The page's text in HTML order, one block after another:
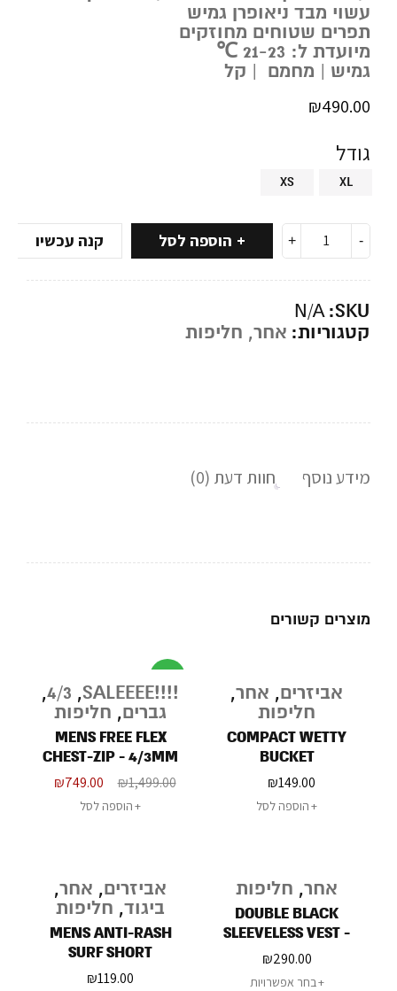
עשוי מבד ניאופרן גמיש
תפרים שטוחים מחוזקים
מיועדת ל: 21-23 ℃
גמיש | מחמם | קל
₪490.00
גודל
XL
XS
הוספה לסל קנה עכשיו
SKU:
N/A
קטגוריות: אחר, חליפות
מידע נוסף חוות דעת (0)
מוצרים קשורים
אביזרים, אחר,
חליפות
COMPACT WETTY
BUCKET
₪149.00
הוספה לסל
!!!!SALEEEE
,
4/3
,
גברים, חליפות
MENS FREE FLEX
CHEST-ZIP - 4/3MM
₪1,499.00
₪749.00
הוספה לסל
אחר, חליפות
DOUBLE BLACK
SLEEVELESS VEST -
1.5MM
₪290.00
בחר אפשרויות
אביזרים, אחר,
ביגוד, חליפות
MENS ANTI-RASH
SURF SHORT
₪119.00